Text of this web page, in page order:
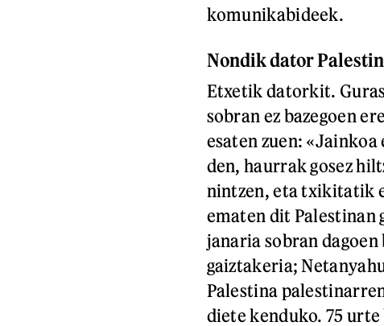
komunikabideek.
Nondik dator
Etxetik datorkit.
sobran ez bazegoen
esaten zuen:
den, haurrak gosez
nintzen, eta txikitatik
ematen dit Palestinan
janaria sobran
gaiztakeria;
Palestina
diete kenduko. 75